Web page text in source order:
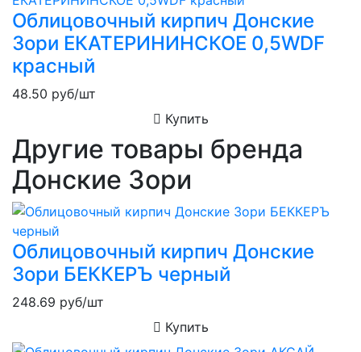
Облицовочный кирпич Донские
Зори ЕКАТЕРИНИНСКОЕ 0,5WDF
красный
48.50 руб/шт
Купить
Другие товары бренда
Донские Зори
Облицовочный кирпич Донские
Зори БЕККЕРЪ черный
248.69 руб/шт
Купить